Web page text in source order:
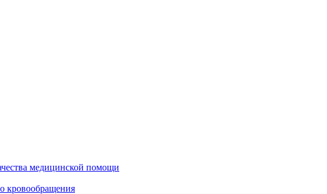
медицинской помощи
кровообращения